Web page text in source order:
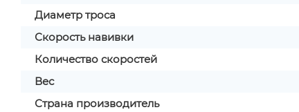
Диаметр троса
Скорость навивки
Количество скоростей
Вес
Страна производитель